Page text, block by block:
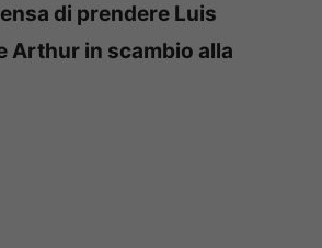
di prendere Luis
Arthur in scambio alla